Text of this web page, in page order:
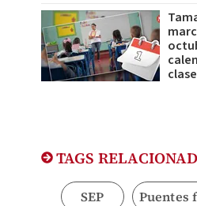
TAGS
SEP Puentes